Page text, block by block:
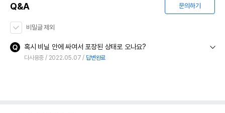
Q&A 문의하기
비밀글 제외
혹시 비닐 안에 싸여서 포장된 상태로 오나요?
다사용중 2022.05.07 답변완료